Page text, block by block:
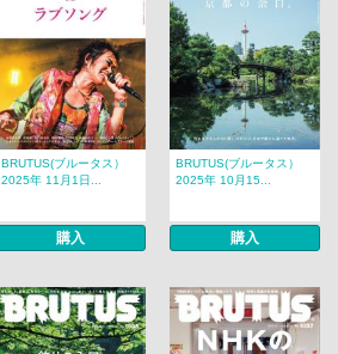
BRUTUS(ブルータス）
2025年 11月1日...
購入
BRUTUS(ブルータス）
2025年 10月15...
購入